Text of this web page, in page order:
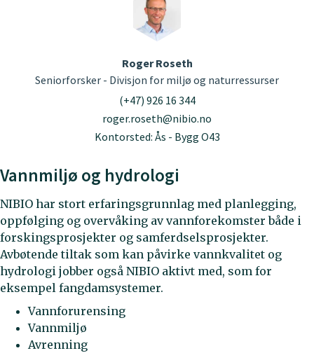
Roger Roseth
Seniorforsker - Divisjon for miljø og naturressurser
(+47) 926 16 344
roger.roseth@nibio.no
Kontorsted: Ås - Bygg O43
Vannmiljø og hydrologi
NIBIO har stort erfaringsgrunnlag med planlegging,
oppfølging og overvåking av vannforekomster både i
forskingsprosjekter og samferdselsprosjekter.
Avbøtende tiltak som kan påvirke vannkvalitet og
hydrologi jobber også NIBIO aktivt med, som for
eksempel fangdamsystemer.
Vannforurensing
Vannmiljø
Avrenning